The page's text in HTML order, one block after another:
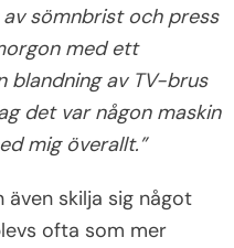
av sömnbrist och press
med ett
blandning av TV-brus
det var någon maskin
mig överallt.”
skilja sig något
ofta som mer